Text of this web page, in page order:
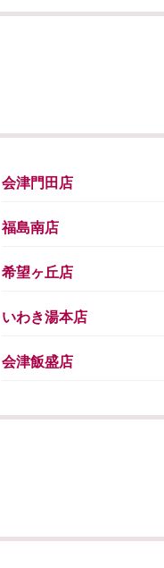
会津門田店
福島南店
希望ヶ丘店
いわき湯本店
会津飯盛店